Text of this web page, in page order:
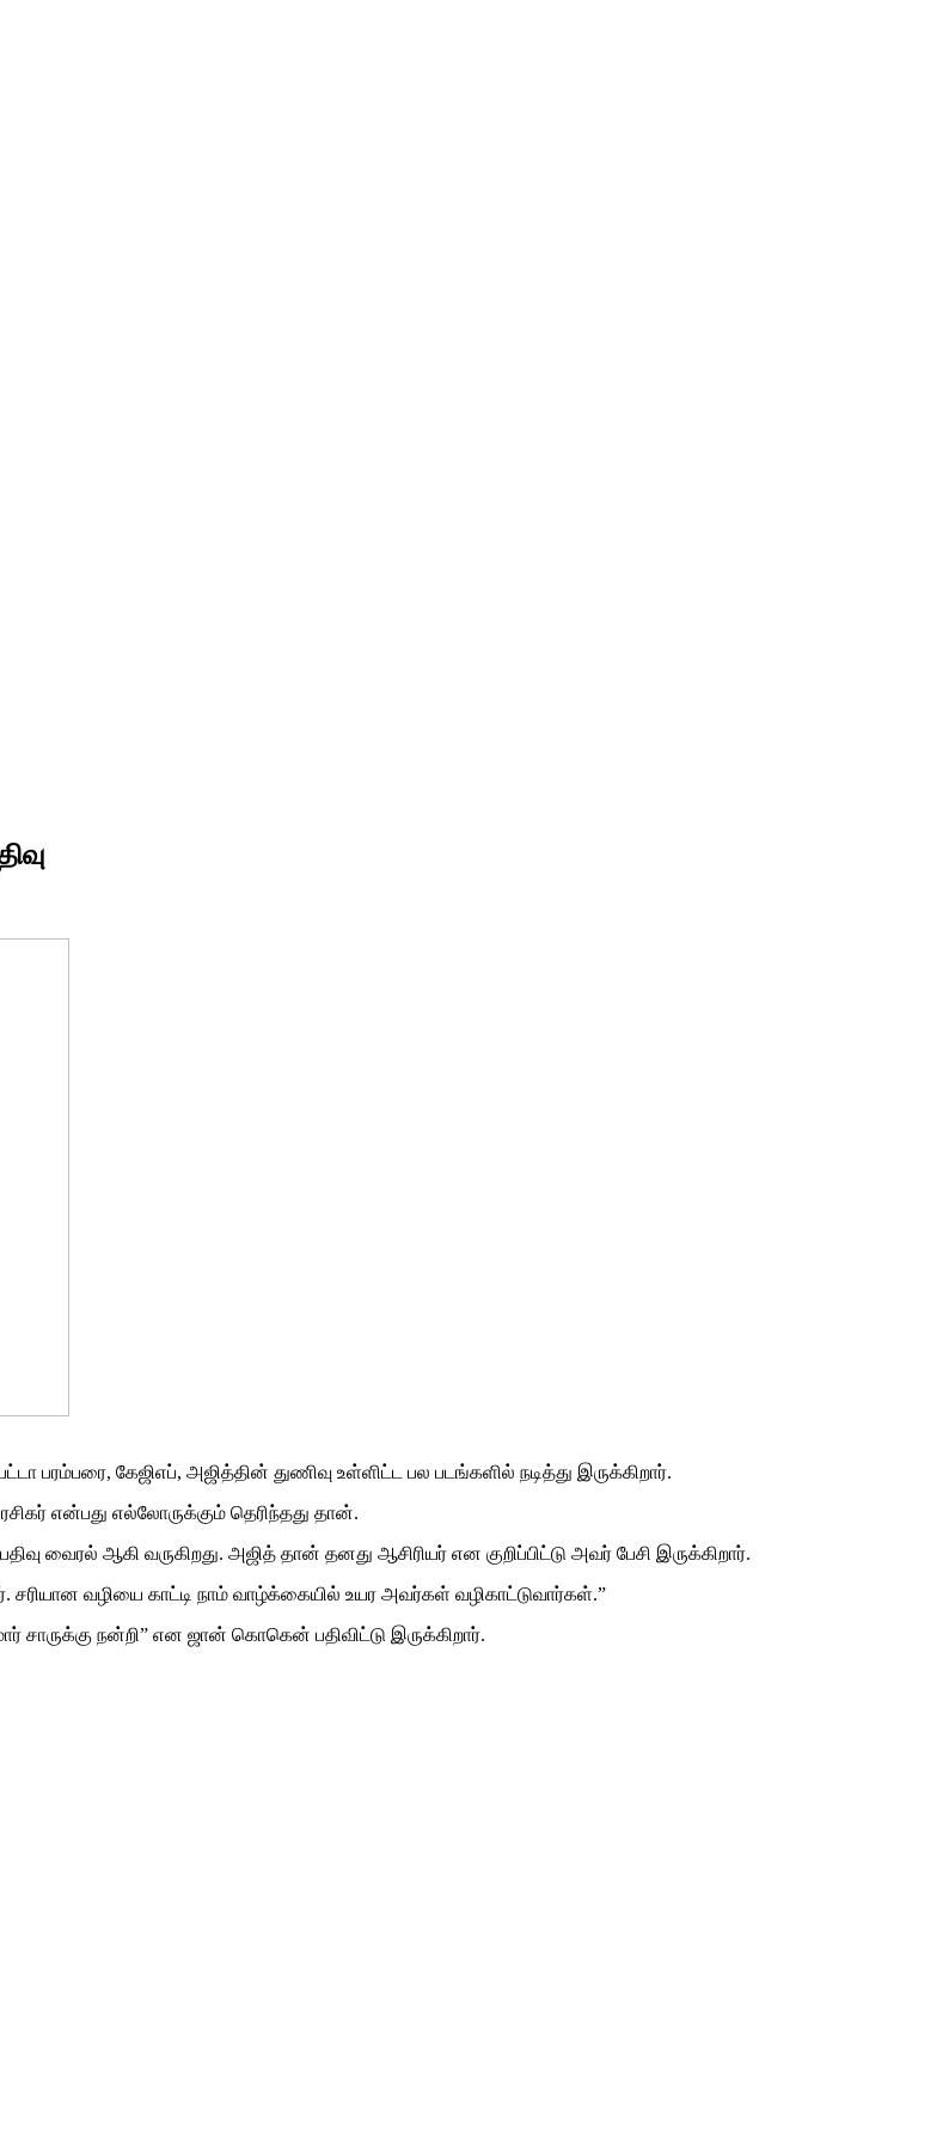
பரம்பரை, கேஜிஎப், அஜித்தின் துணிவு உள்ளிட்ட பல படங்களில் நடித்து இருக்கிறார்.
என்பது எல்லோருக்கும் தெரிந்தது தான்.
வைரல் ஆகி வருகிறது. அஜித் தான் தனது ஆசிரியர் என குறிப்பிட்டு அவர் பேசி இருக்கிறார்.
வழியை காட்டி நாம் வாழ்க்கையில் உயர அவர்கள் வழிகாட்டுவார்கள்.”
சாருக்கு நன்றி” என ஜான் கொகென் பதிவிட்டு இருக்கிறார்.